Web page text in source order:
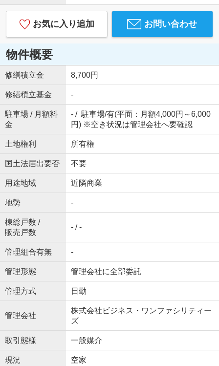
お気に入り追加 お問い合わせ
物件概要
修繕積立金 8,700円
修繕積立基金 -
駐車場 / 月額料
金
- / 駐車場/有(平面：月額4,000円～6,000
円) ※空き状況は管理会社へ要確認
土地権利 所有権
国土法届出要否 不要
用途地域 近隣商業
地勢 -
棟総戸数 /
販売戸数
- / -
管理組合有無 -
管理形態 管理会社に全部委託
管理方式 日勤
管理会社
株式会社ビジネス・ワンファシリティー
ズ
取引態様 一般媒介
現況 空家